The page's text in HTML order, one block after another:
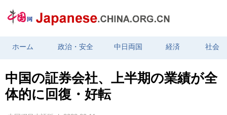
ホーム 政治・安全 中日両国 経済 社会
中国の証券会社、上半期の業績が全
体的に回復・好転